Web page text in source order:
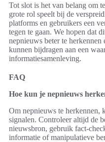
Tot slot is het van belang om
grote rol speelt bij de
platforms en gebruikers een
tegen te gaan. We hopen dat
nepnieuws beter te
kunnen bijdragen aan een
informatiesamenleving.
FAQ
Hoe kun je nepnieuws
Om nepnieuws te herkennen,
signalen. Controleer altijd de
nieuwsbron, gebruik fact-
informatie of manipulatieve